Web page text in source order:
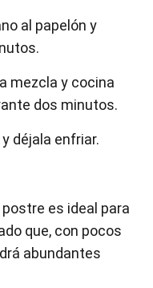
al papelón y
mezcla y cocina
dos minutos.
déjala enfriar.
es ideal para
que, con pocos
abundantes